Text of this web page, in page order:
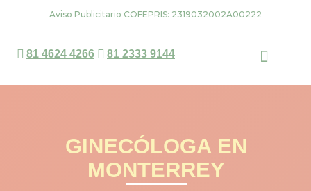
Aviso Publicitario COFEPRIS: 2319032002A00222
81 4624 4266 81 2333 9144
GINECÓLOGA EN
MONTERREY